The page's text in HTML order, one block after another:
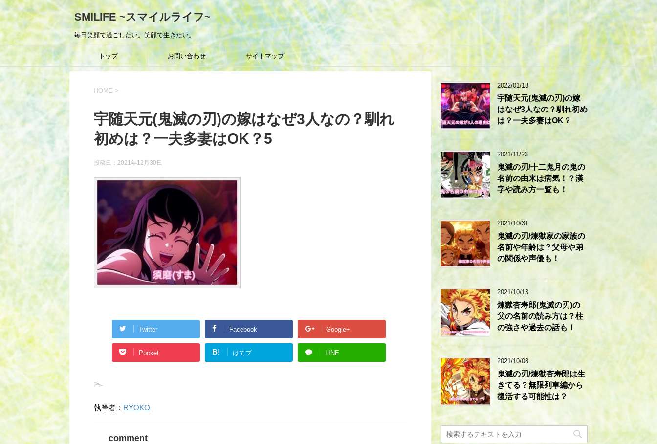
SMILIFE ~スマイルライフ~
毎日笑顔で過ごしたい。笑顔で生きたい。
トップ お問い合わせ サイトマップ
HOME >
宇随天元(鬼滅の刃)の嫁はなぜ3人なの？馴れ
初めは？一夫多妻はOK？5
投稿日： 2021年12月30日
Twitter Facebook Google+
Pocket B! はてブ LINE
-
執筆者： RYOKO
comment
2022/01/18
宇随天元(鬼滅の刃)の嫁
はなぜ3人なの？馴れ初め
は？一夫多妻はOK？
2021/11/23
鬼滅の刃/十二鬼月の鬼の
名前の由来は病気！？漢
字や読み方一覧も！
2021/10/31
鬼滅の刃/煉獄家の家族の
名前や年齢は？父母や弟
の関係や声優も！
2021/10/13
煉獄杏寿郎(鬼滅の刃)の
父の名前の読み方は？柱
の強さや過去の話も！
2021/10/08
鬼滅の刃/煉獄杏寿郎は生
きてる？無限列車編から
復活する可能性は？